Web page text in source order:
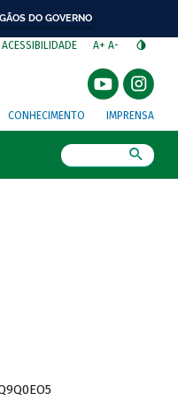
DO GOVERNO
ACESSIBILIDADE A+ A-
CONHECIMENTO IMPRENSA